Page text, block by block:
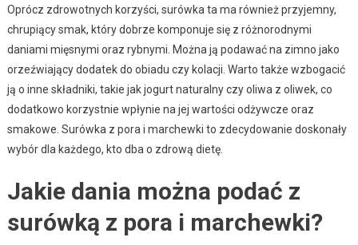
Oprócz zdrowotnych korzyści, surówka ta ma również przyjemny,
chrupiący smak, który dobrze komponuje się z różnorodnymi
daniami mięsnymi oraz rybnymi. Można ją podawać na zimno jako
orzeźwiający dodatek do obiadu czy kolacji. Warto także wzbogacić
ją o inne składniki, takie jak jogurt naturalny czy oliwa z oliwek, co
dodatkowo korzystnie wpłynie na jej wartości odżywcze oraz
smakowe. Surówka z pora i marchewki to zdecydowanie doskonały
wybór dla każdego, kto dba o zdrową dietę.
Jakie dania można podać z
surówką z pora i marchewki?